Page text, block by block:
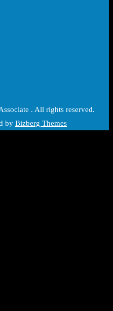
. All rights reserved.
by Bizberg Themes